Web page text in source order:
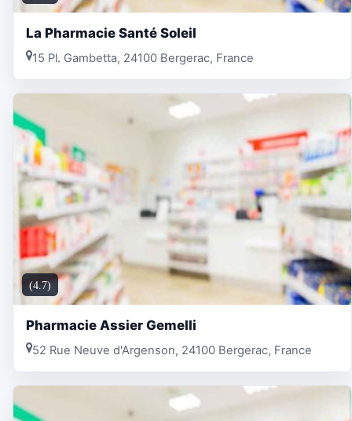
La Pharmacie Santé Soleil
15 Pl. Gambetta, 24100 Bergerac, France
(4.7)
Pharmacie Assier Gemelli
52 Rue Neuve d'Argenson, 24100 Bergerac, France